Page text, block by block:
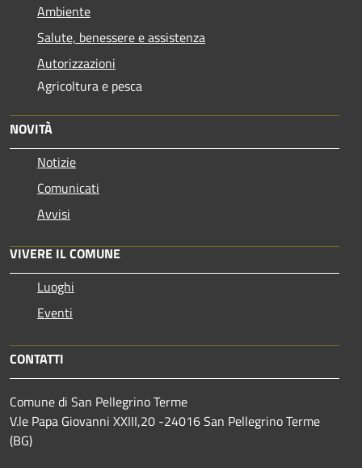
Ambiente
Salute, benessere e assistenza
Autorizzazioni
Agricoltura e pesca
NOVITÀ
Notizie
Comunicati
Avvisi
VIVERE IL COMUNE
Luoghi
Eventi
CONTATTI
Comune di San Pellegrino Terme
V.le Papa Giovanni XXIII,20 -24016 San Pellegrino Terme
(BG)